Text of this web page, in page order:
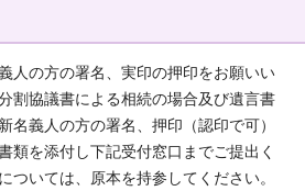
人の方の署名、実印の押印をお願いい
割協議書による相続の場合及び遺言書
名義人の方の署名、押印（認印で可）
類を添付し下記受付窓口までご提出く
ついては、原本を持参してください。